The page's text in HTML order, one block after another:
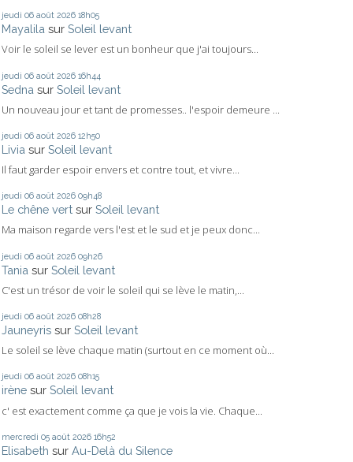
jeudi 06 août 2026 18h05
Mayalila sur Soleil levant
Voir le soleil se lever est un bonheur que j'ai toujours...
jeudi 06 août 2026 16h44
Sedna sur Soleil levant
Un nouveau jour et tant de promesses.. l'espoir demeure ...
jeudi 06 août 2026 12h50
Livia sur Soleil levant
Il faut garder espoir envers et contre tout, et vivre...
jeudi 06 août 2026 09h48
Le chêne vert sur Soleil levant
Ma maison regarde vers l'est et le sud et je peux donc...
jeudi 06 août 2026 09h26
Tania sur Soleil levant
C'est un trésor de voir le soleil qui se lève le matin,...
jeudi 06 août 2026 08h28
Jauneyris sur Soleil levant
Le soleil se lève chaque matin (surtout en ce moment où...
jeudi 06 août 2026 08h15
irène sur Soleil levant
c' est exactement comme ça que je vois la vie. Chaque...
mercredi 05 août 2026 16h52
Elisabeth sur Au-Delà du Silence